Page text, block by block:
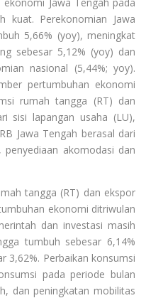
kuat. Perekonomian Jawa
5,66% (yoy), meningkat
sebesar 5,12% (yoy) dan
nasional (5,44%; yoy).
pertumbuhan ekonomi
rumah tangga (RT) dan
sisi lapangan usaha (LU),
Jawa Tengah berasal dari
akomodasi dan
tangga (RT) dan ekspor
ekonomi ditriwulan
dan investasi masih
tumbuh sebesar 6,14%
3,62%. Perbaikan konsumsi
pada periode bulan
dan peningkatan mobilitas